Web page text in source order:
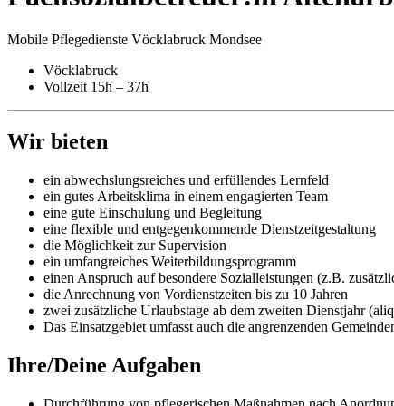
Mobile Pflegedienste Vöcklabruck Mondsee
Vöcklabruck
Vollzeit 15h – 37h
Wir bieten
ein abwechslungsreiches und erfüllendes Lernfeld
ein gutes Arbeitsklima in einem engagierten Team
eine gute Einschulung und Begleitung
eine flexible und entgegenkommende Dienstzeitgestaltung
die Möglichkeit zur Supervision
ein umfangreiches Weiterbildungsprogramm
einen Anspruch auf besondere Sozialleistungen (z.B.
die Anrechnung von Vordienstzeiten bis zu 10 Jahren
zwei zusätzliche Urlaubstage ab dem zweiten Dienstjahr
Das Einsatzgebiet umfasst auch die angrenzenden
Ihre/Deine Aufgaben